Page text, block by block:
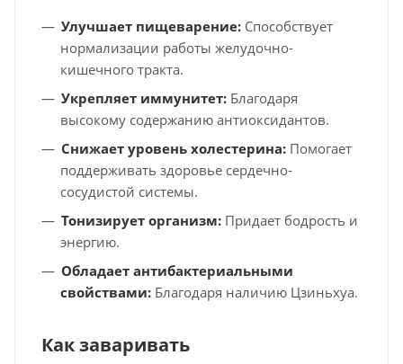
Улучшает пищеварение: Способствует
нормализации работы желудочно-
кишечного тракта.
Укрепляет иммунитет: Благодаря
высокому содержанию антиоксидантов.
Снижает уровень холестерина: Помогает
поддерживать здоровье сердечно-
сосудистой системы.
Тонизирует организм: Придает бодрость и
энергию.
Обладает антибактериальными
свойствами: Благодаря наличию Цзиньхуа.
Как заваривать